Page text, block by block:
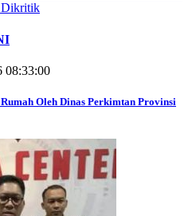
08:33:00
Oleh Dinas Perkimtan Provinsi